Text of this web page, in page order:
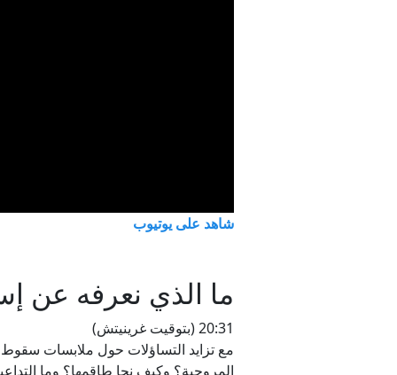
شاهد على يوتيوب
ما الذي نعرفه عن
20:31 (بتوقيت غرينيتش)
مع تزايد التساؤلات حول ملابسات
المروحية؟ وكيف نجا طاقمها؟ وما